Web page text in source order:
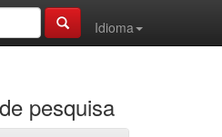
Idioma
pesquisa